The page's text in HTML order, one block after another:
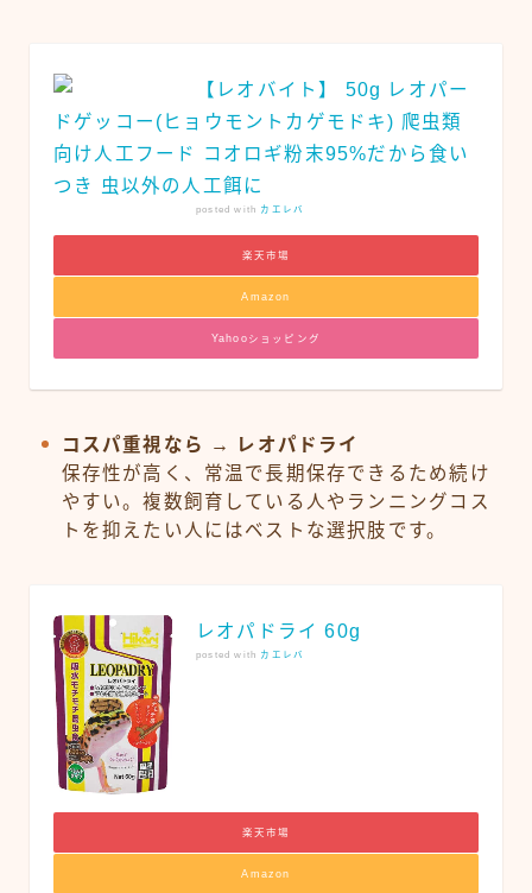
【レオバイト】 50g レオパー
ドゲッコー(ヒョウモントカゲモドキ) 爬虫類
向け人工フード コオロギ粉末95%だから食い
つき 虫以外の人工餌に
posted with カエレバ
楽天市場
Amazon
Yahooショッピング
コスパ重視なら → レオパドライ
保存性が高く、常温で長期保存できるため続け
やすい。複数飼育している人やランニングコス
トを抑えたい人にはベストな選択肢です。
レオパドライ 60g
posted with カエレバ
楽天市場
Amazon